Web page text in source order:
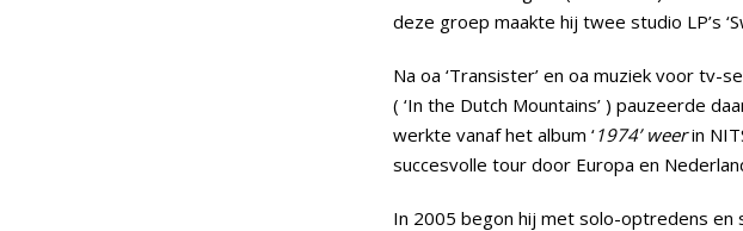
deze groep maakte hij twee studio LP’s
Na oa ‘Transister’ en oa muziek voor
( ‘In the Dutch Mountains’ ) pauzeerde
werkte vanaf het album ‘1974’ weerin
succesvolle tour door Europa en
In 2005 begon hij met solo-optredens en